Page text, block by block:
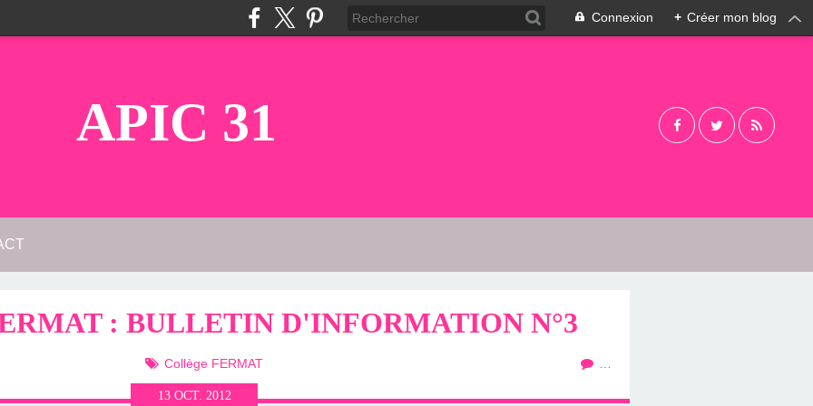
Connexion + Créer mon blog
APIC 31
: BULLETIN D'INFORMATION N°3
Collège FERMAT …
13 OCT. 2012